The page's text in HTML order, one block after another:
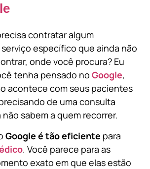
contratar algum
específico que ainda não
onde você procura? Eu
tenha pensado no Google,
acontece com seus pacientes
de uma consulta
sabem a quem recorrer.
Google é tão eficiente para
. Você parece para as
exato em que elas estão